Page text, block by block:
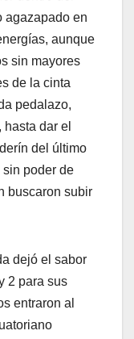
agazapado en
aunque
sin mayores
de la cinta
pedalazo,
dar el
del último
sin poder de
buscaron subir
dejó el sabor
2 para sus
entraron al